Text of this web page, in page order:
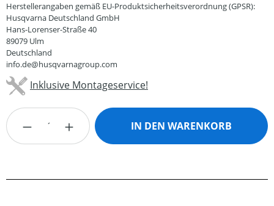
Herstellerangaben gemäß EU-Produktsicherheitsverordnung (GPSR):
Husqvarna Deutschland GmbH
Hans-Lorenser-Straße 40
89079 Ulm
Deutschland
info.de@husqvarnagroup.com
Inklusive Montageservice!
Produkt Anzahl: Gib den gewünschten
IN DEN WARENKORB